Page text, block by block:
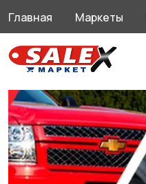
Главная Маркеты